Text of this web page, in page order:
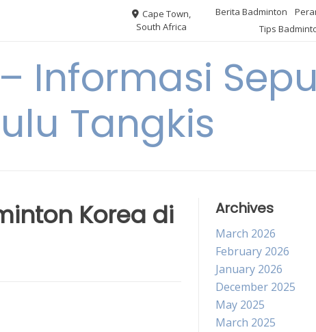
Cape Town,
South Africa
Berita Badminton
Tips
– Informasi
Tangkis
Korea di
Archives
March 2026
February 2026
January 2026
December 2025
May 2025
March 2025